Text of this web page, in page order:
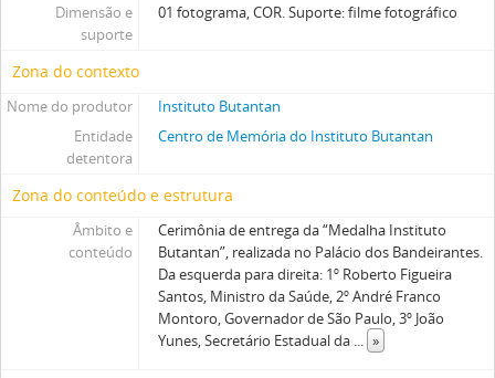
Dimensão e
suporte
01 fotograma, COR. Suporte: filme fotográfico
Zona do contexto
Nome do produtor
Instituto Butantan
Entidade
detentora
Centro de Memória do Instituto Butantan
Zona do conteúdo e estrutura
Âmbito e
conteúdo
Cerimônia de entrega da “Medalha Instituto
Butantan”, realizada no Palácio dos Bandeirantes.
Da esquerda para direita: 1º Roberto Figueira
Santos, Ministro da Saúde, 2º André Franco
Montoro, Governador de São Paulo, 3º João
Yunes, Secretário Estadual da ... »